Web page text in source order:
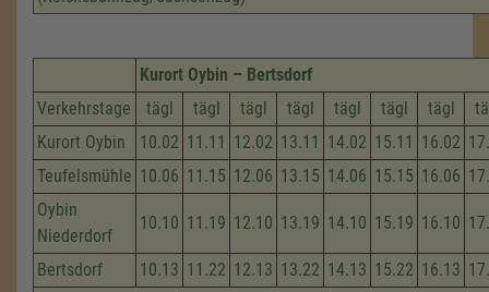
Kurort Oybin – Bertsdorf
Verkehrstage
tägl tägl tägl tägl tägl tägl tägl
Kurort Oybin
10.02 11.11 12.02 13.11 14.02 15.11 16.02
Teufelsmühle 10.06 11.15 12.06 13.15 14.06 15.15 16.06
Oybin
Niederdorf
10.10 11.19 12.10 13.19 14.10 15.19 16.10
Bertsdorf 10.13 11.22 12.13 13.22 14.13 15.22 16.13